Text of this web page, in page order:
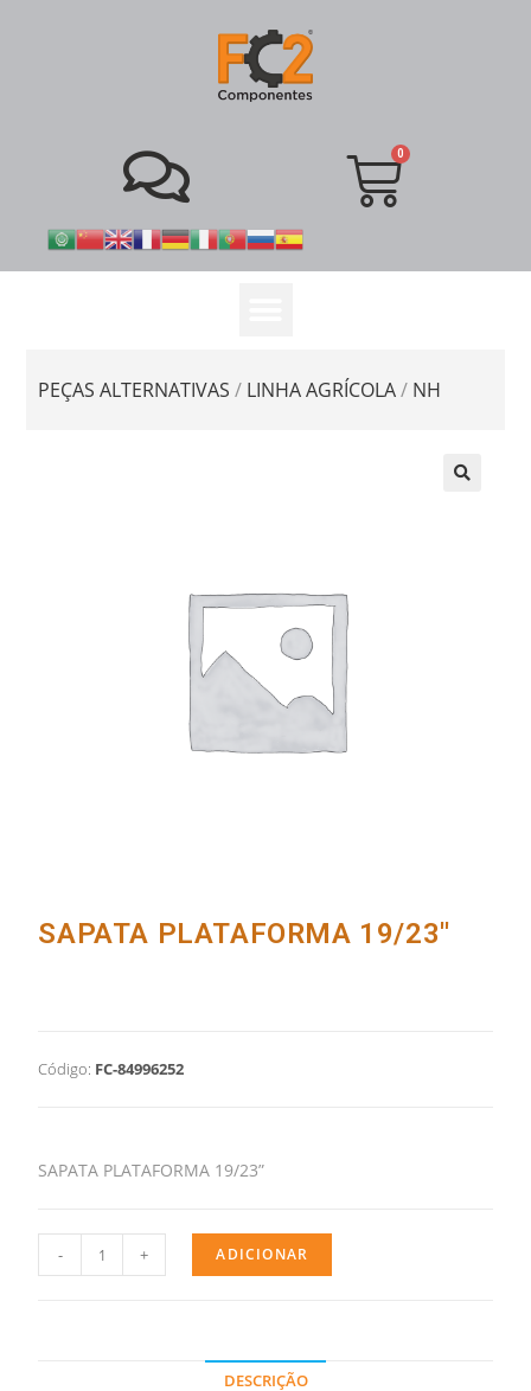
PEÇAS ALTERNATIVAS / LINHA AGRÍCOLA/ NH
SAPATA PLATAFORMA 19/23''
Código: FC-84996252
SAPATA PLATAFORMA 19/23”
- + ADICIONAR
DESCRIÇÃO